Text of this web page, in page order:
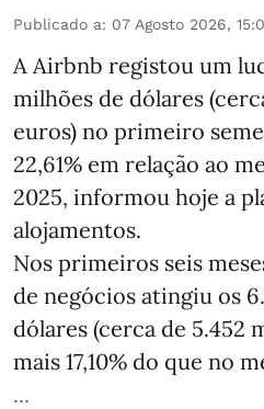
Publicado a: 07 Agosto 2026,
A Airbnb registou um
milhões de dólares
euros) no primeiro
22,61% em relação ao
2025, informou hoje a
alojamentos.
Nos primeiros seis
de negócios atingiu os
dólares (cerca de 5.452
mais 17,10% do que no
...